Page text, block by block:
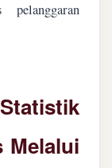
pelanggaran
Melalui